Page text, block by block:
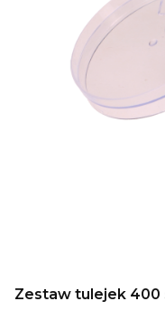
Zestaw tulejek 400